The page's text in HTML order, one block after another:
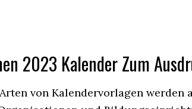
2023 Kalender Zum
von Kalendervorlagen